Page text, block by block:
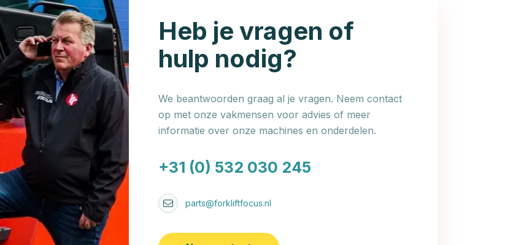
Heb je vragen of
hulp nodig?
We beantwoorden graag al je vragen. Neem contact
op met onze vakmensen voor advies of meer
informatie over onze machines en onderdelen.
+31 (0) 532 030 245
parts@forkliftfocus.nl